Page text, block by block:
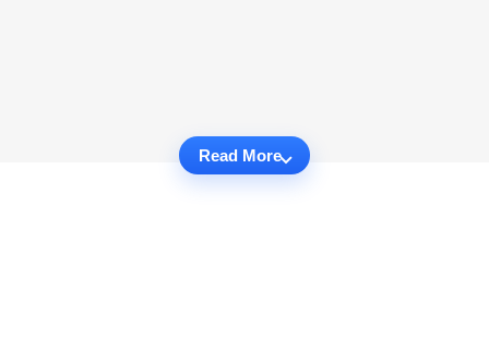
Read More